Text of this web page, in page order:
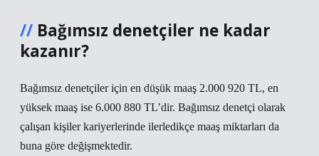
Bağımsız denetçiler ne kadar
kazanır?
Bağımsız denetçiler için en düşük maaş 2.000 920 TL, en
yüksek maaş ise 6.000 880 TL’dir. Bağımsız denetçi olarak
çalışan kişiler kariyerlerinde ilerledikçe maaş miktarları da
buna göre değişmektedir.